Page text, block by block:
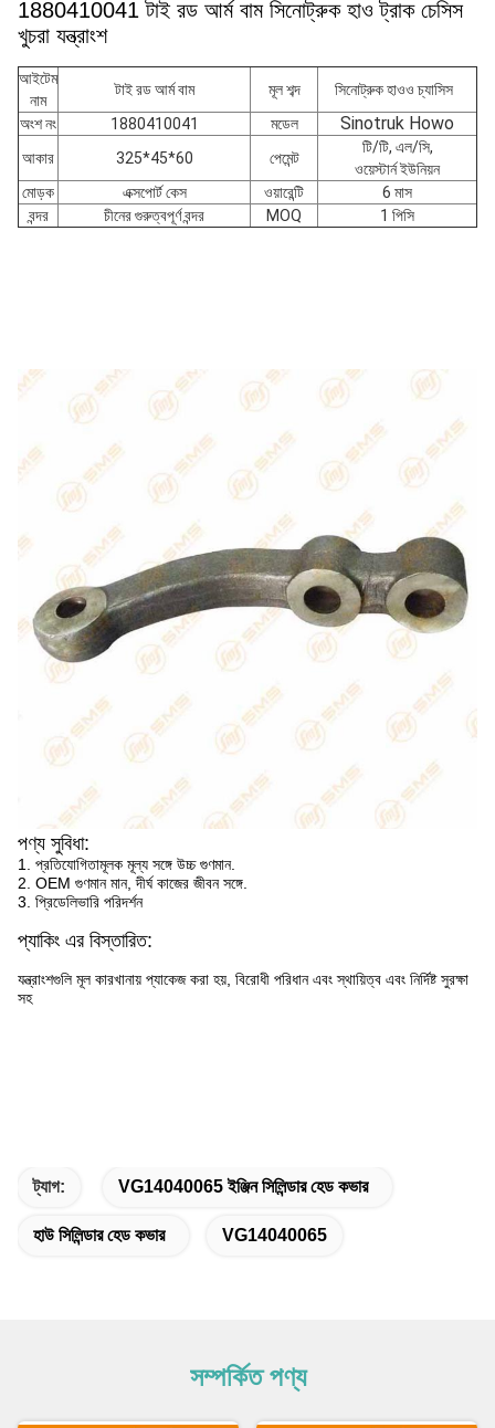
1880410041 টাই রড আর্ম বাম সিনোট্রুক হাও ট্রাক চেসিস
খুচরা যন্ত্রাংশ
আইটেম
নাম
টাই রড আর্ম বাম মূল শব্দ
সিনোট্রুক হাওও চ্যাসিস
অংশ নং
1880410041 মডেল Sinotruk Howo
আকার 325*45*60 পেমেন্ট
টি/টি, এল/সি,
ওয়েস্টার্ন ইউনিয়ন
মোড়ক
এক্সপোর্ট কেস ওয়ারেন্টি
6 মাস
বন্দর
চীনের গুরুত্বপূর্ণ বন্দর MOQ 1 পিসি
পণ্য সুবিধা:
1. প্রতিযোগিতামূলক মূল্য সঙ্গে উচ্চ গুণমান.
2. OEM গুণমান মান, দীর্ঘ কাজের জীবন সঙ্গে.
3. প্রিডেলিভারি পরিদর্শন
প্যাকিং এর বিস্তারিত:
যন্ত্রাংশগুলি মূল কারখানায় প্যাকেজ করা হয়, বিরোধী পরিধান এবং স্থায়িত্ব এবং নির্দিষ্ট সুরক্ষা
সহ
ট্যাগ: VG14040065 ইঞ্জিন সিলিন্ডার হেড কভার
হাউ সিলিন্ডার হেড কভার VG14040065
সম্পর্কিত পণ্য